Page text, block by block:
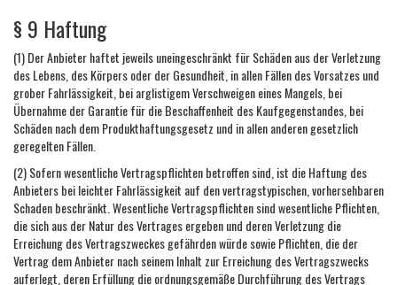
§ 9 Haftung
(1) Der Anbieter haftet jeweils uneingeschränkt für Schäden aus der Verletzung
des Lebens, des Körpers oder der Gesundheit, in allen Fällen des Vorsatzes und
grober Fahrlässigkeit, bei arglistigem Verschweigen eines Mangels, bei
Übernahme der Garantie für die Beschaffenheit des Kaufgegenstandes, bei
Schäden nach dem Produkthaftungsgesetz und in allen anderen gesetzlich
geregelten Fällen.
(2) Sofern wesentliche Vertragspflichten betroffen sind, ist die Haftung des
Anbieters bei leichter Fahrlässigkeit auf den vertragstypischen, vorhersehbaren
Schaden beschränkt. Wesentliche Vertragspflichten sind wesentliche Pflichten,
die sich aus der Natur des Vertrages ergeben und deren Verletzung die
Erreichung des Vertragszweckes gefährden würde sowie Pflichten, die der
Vertrag dem Anbieter nach seinem Inhalt zur Erreichung des Vertragszwecks
auferlegt, deren Erfüllung die ordnungsgemäße Durchführung des Vertrags